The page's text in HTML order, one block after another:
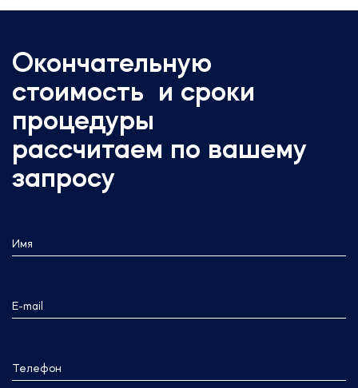
Окончательную
стоимость и сроки
процедуры
рассчитаем по вашему
запросу
Имя
E-mail
Телефон